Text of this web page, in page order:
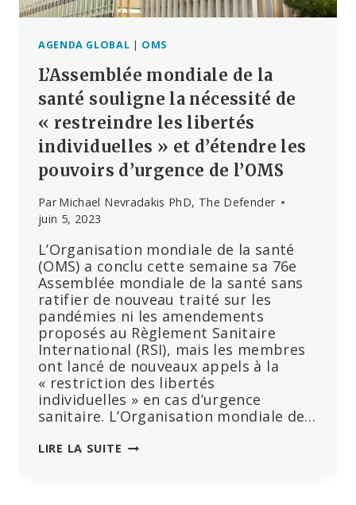
AGENDA GLOBAL | OMS
L’Assemblée mondiale de la
santé souligne la nécessité de
« restreindre les libertés
individuelles » et d’étendre les
pouvoirs d’urgence de l’OMS
Par Michael Nevradakis PhD, The Defender
juin 5, 2023
L’Organisation mondiale de la santé
(OMS) a conclu cette semaine sa 76e
Assemblée mondiale de la santé sans
ratifier de nouveau traité sur les
pandémies ni les amendements
proposés au Règlement Sanitaire
International (RSI), mais les membres
ont lancé de nouveaux appels à la
« restriction des libertés
individuelles » en cas d’urgence
sanitaire. L’Organisation mondiale de…
LIRE LA SUITE L’ASSEMBLÉE